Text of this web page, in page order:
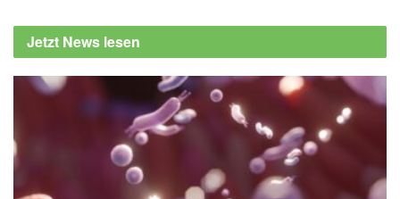
eating fish protect our brains from air
pollution?, (Abruf: 16.09.2020),
Cheng Chen, Pengcheng Xun, Joel D.
Kaufman, Kathleen M. Hayden, Mark A.
Espeland, Eric A. Whitsel, Marc L. Serre,
William Vizuete, Tonya Orchard, William S.
Harris, Xinhui Wang, Helena C. Chui, Jiu-
Jetzt News lesen